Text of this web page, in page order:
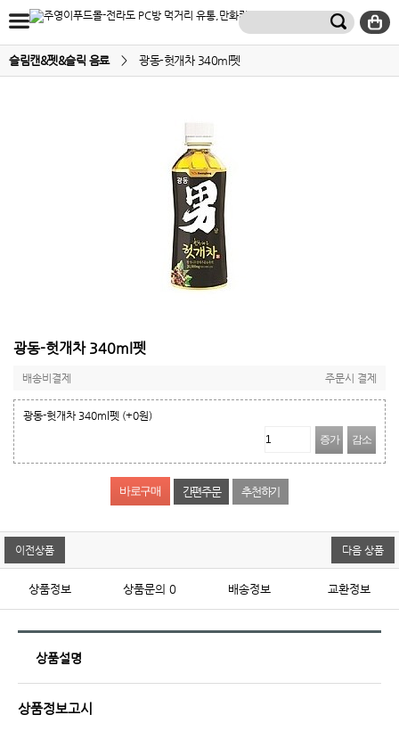
슬림캔&펫&슬릭 음료 > 광동-헛개차 340ml펫
광동-헛개차 340ml펫
배송비결제 주문시 결제
광동-헛개차 340ml펫 (+0원)
증가
감소
간편주문 추천하기
이전상품 다음 상품
상품정보 상품문의 0 배송정보 교환정보
상품설명
상품정보고시